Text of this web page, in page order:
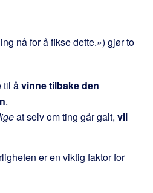
nå for å fikse dette.») gjør to
til åvinne tilbake den
.
at selv om ting går galt, vil
er en viktig faktor for